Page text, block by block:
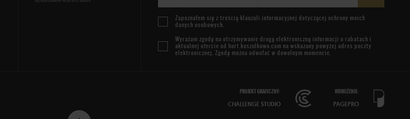
Zapoznałem się z treścią klauzuli informacyjnej dotyczącej ochrony moich
danych osobowych.
Wyrażam zgodę na otrzymywanie drogą elektroniczną informacji o rabatach i
aktualnej ofercie od hurt.koszulkowo.com na wskazany powyżej adres poczty
elektronicznej. Zgodę można odwołać w dowolnym momencie.
PROJEKT GRAFICZNY:
CHALLENGE STUDIO
WDROŻENIE:
PAGEPRO